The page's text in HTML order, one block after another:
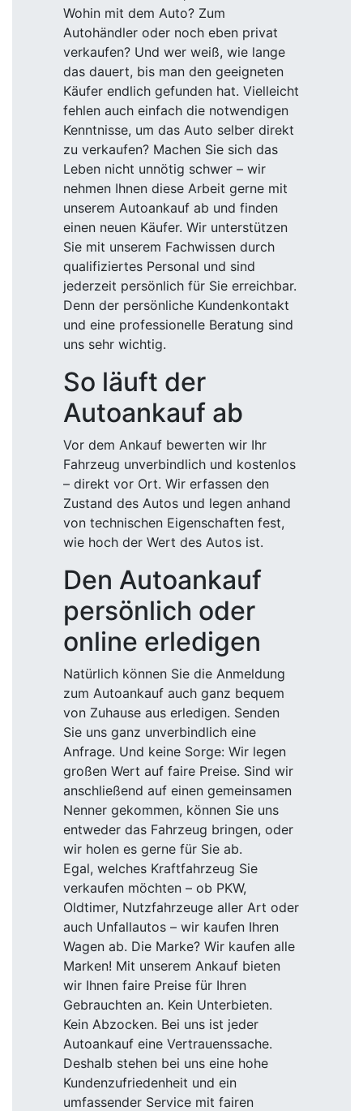
Wohin mit dem Auto? Zum
Autohändler oder noch eben privat
verkaufen? Und wer weiß, wie lange
das dauert, bis man den geeigneten
Käufer endlich gefunden hat. Vielleicht
fehlen auch einfach die notwendigen
Kenntnisse, um das Auto selber direkt
zu verkaufen? Machen Sie sich das
Leben nicht unnötig schwer – wir
nehmen Ihnen diese Arbeit gerne mit
unserem Autoankauf ab und finden
einen neuen Käufer. Wir unterstützen
Sie mit unserem Fachwissen durch
qualifiziertes Personal und sind
jederzeit persönlich für Sie erreichbar.
Denn der persönliche Kundenkontakt
und eine professionelle Beratung sind
uns sehr wichtig.
So läuft der
Autoankauf ab
Vor dem Ankauf bewerten wir Ihr
Fahrzeug unverbindlich und kostenlos
– direkt vor Ort. Wir erfassen den
Zustand des Autos und legen anhand
von technischen Eigenschaften fest,
wie hoch der Wert des Autos ist.
Den Autoankauf
persönlich oder
online erledigen
Natürlich können Sie die Anmeldung
zum Autoankauf auch ganz bequem
von Zuhause aus erledigen. Senden
Sie uns ganz unverbindlich eine
Anfrage. Und keine Sorge: Wir legen
großen Wert auf faire Preise. Sind wir
anschließend auf einen gemeinsamen
Nenner gekommen, können Sie uns
entweder das Fahrzeug bringen, oder
wir holen es gerne für Sie ab.
Egal, welches Kraftfahrzeug Sie
verkaufen möchten – ob PKW,
Oldtimer, Nutzfahrzeuge aller Art oder
auch Unfallautos – wir kaufen Ihren
Wagen ab. Die Marke? Wir kaufen alle
Marken! Mit unserem Ankauf bieten
wir Ihnen faire Preise für Ihren
Gebrauchten an. Kein Unterbieten.
Kein Abzocken. Bei uns ist jeder
Autoankauf eine Vertrauenssache.
Deshalb stehen bei uns eine hohe
Kundenzufriedenheit und ein
umfassender Service mit fairen